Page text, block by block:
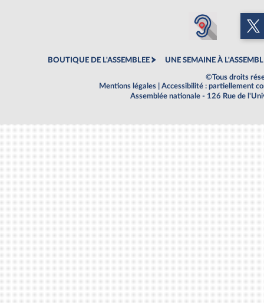
BOUTIQUE DE L'ASSEMBLEE UNE SEMAINE À
©Tous droits
Mentions légales
Accessibilité : partiellement
Assemblée nationale - 126 Rue de